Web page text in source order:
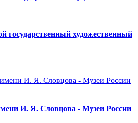
государственный художественный
И. Я. Словцова - Музеи России